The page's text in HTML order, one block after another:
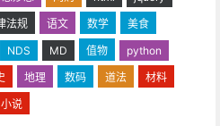
法规 语文 数学
美食
NDS MD 值物
python
地理 数码 道法
材料
小说